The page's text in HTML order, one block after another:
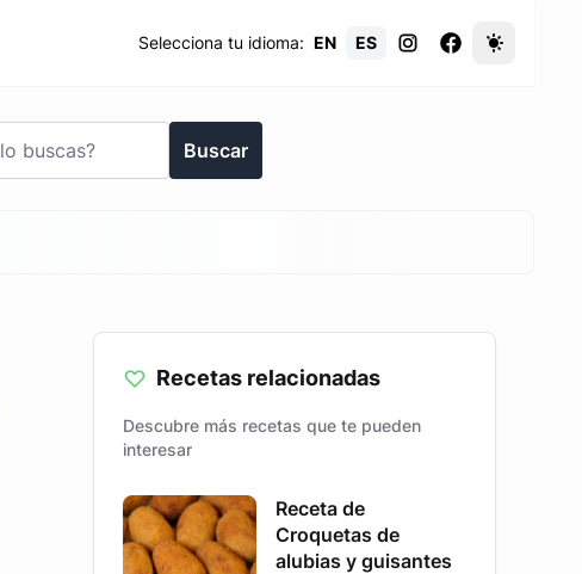
Selecciona tu idioma: EN ES
Buscar
Recetas relacionadas
Descubre más recetas que te pueden
interesar
Receta de
Croquetas de
alubias y guisantes